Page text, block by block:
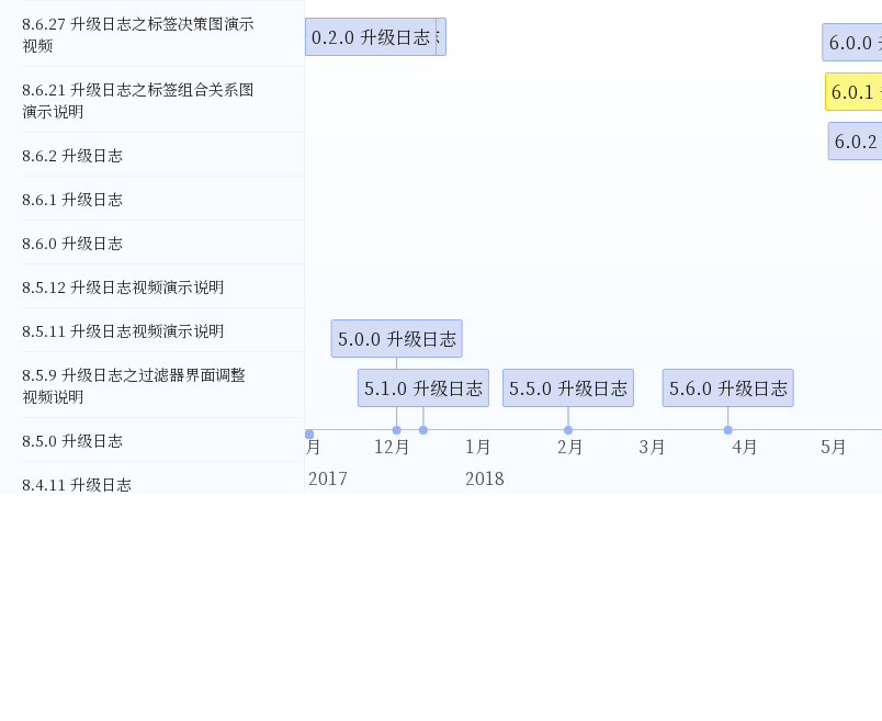
1.8.0 升级日志
1.7.1 升级日志
1.7.0 升级日志
1.6.1 升级日志
1.6.0 升级日志
1.5.0 升级日志
1.4.2 升级日志
1.4.0 升级日志
1.3.1 升级日志
1.3.0 升级日志
1.2.1 升级日志
1.1.01 升级日志
1.1.0 升级日志
1.0.12 升级日志
1.0.0 升级日志
0.2.4 升级日志
0.2.2 升级日志
0.2.0 升级日志
6.0.2
6.0.1
6.0.0
5.6.0 升级日志
5.5.0 升级日志
5.1.0 升级日志
5.0.0 升级日志
4.2.1 升级日志
4.2.0 升级日志
4.1.0 升级日志
4.0.0 升级日志
11月 12月 1月 2月 3月
4月
2018
2017
5月
8.6.27 升级日志之标签决策图演示
视频
8.6.21 升级日志之标签组合关系图
演示说明
8.6.2 升级日志
8.6.1 升级日志
8.6.0 升级日志
8.5.12 升级日志视频演示说明
8.5.11 升级日志视频演示说明
8.5.9 升级日志之过滤器界面调整
视频说明
8.5.0 升级日志
8.4.11 升级日志